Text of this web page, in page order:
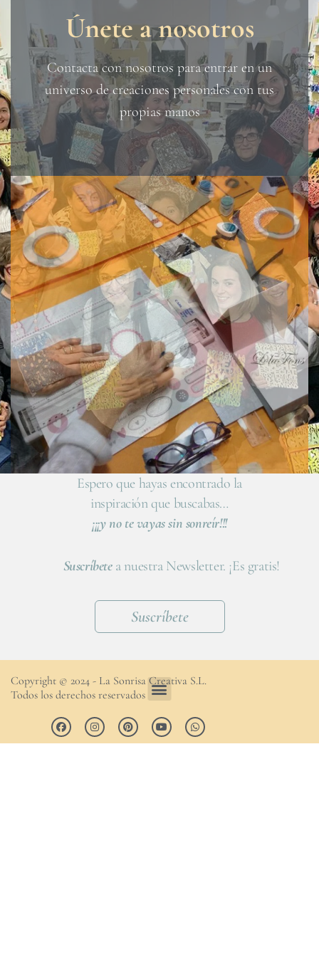
Únete a nosotros
Contacta con nosotros para entrar en un
universo de creaciones personales con tus
propias manos
Espero que hayas encontrado la
inspiración que buscabas…
¡¡¡y no te vayas sin sonreír!!!
Suscríbetea nuestra Newsletter. ¡Es gratis!
Suscríbete
Copyright © 2024 - La Sonrisa Creativa S.L.
Todos los derechos reservados